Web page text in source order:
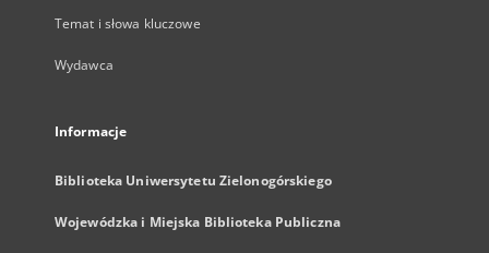
Temat i słowa kluczowe
Wydawca
Informacje
Biblioteka Uniwersytetu Zielonogórskiego
Wojewódzka i Miejska Biblioteka Publiczna